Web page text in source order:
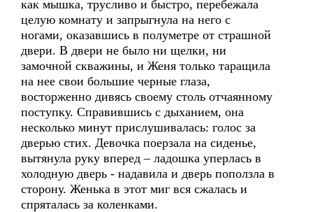
как мышка, трусливо и быстро, перебежала
целую комнату и запрыгнула на него с
ногами, оказавшись в полуметре от страшной
двери. В двери не было ни щелки, ни
замочной скважины, и Женя только таращила
на нее свои большие черные глаза,
восторженно дивясь своему столь отчаянному
поступку. Справившись с дыханием, она
несколько минут прислушивалась: голос за
дверью стих. Девочка поерзала на сиденье,
вытянула руку вперед – ладошка уперлась в
холодную дверь - надавила и дверь поползла в
сторону. Женька в этот миг вся сжалась и
спряталась за коленками.